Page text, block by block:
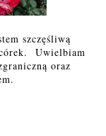
szczęśliwą
córek. Uwielbiam
oraz